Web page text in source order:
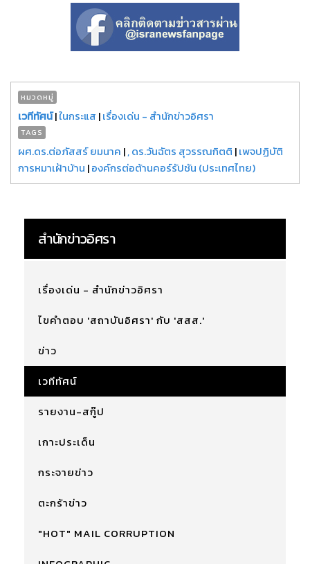
หมวดหมู่
เวทีทัศน์|ในกระแส |เรื่องเด่น - สำนักข่าวอิศรา
TAGS
ผศ.ดร.ต่อภัสสร์ ยมนาค |, ดร.วันฉัตร สุวรรณกิตติ |เพจปฏิบัติ
การหมาเฝ้าบ้าน |องค์กรต่อต้านคอร์รัปชัน (ประเทศไทย)
สำนักข่าวอิศรา
เรื่องเด่น - สำนักข่าวอิศรา
ไขคำตอบ 'สถาบันอิศรา' กับ 'สสส.'
ข่าว
เวทีทัศน์
รายงาน-สกู๊ป
เกาะประเด็น
กระจายข่าว
ตะกร้าข่าว
"HOT" MAIL CORRUPTION